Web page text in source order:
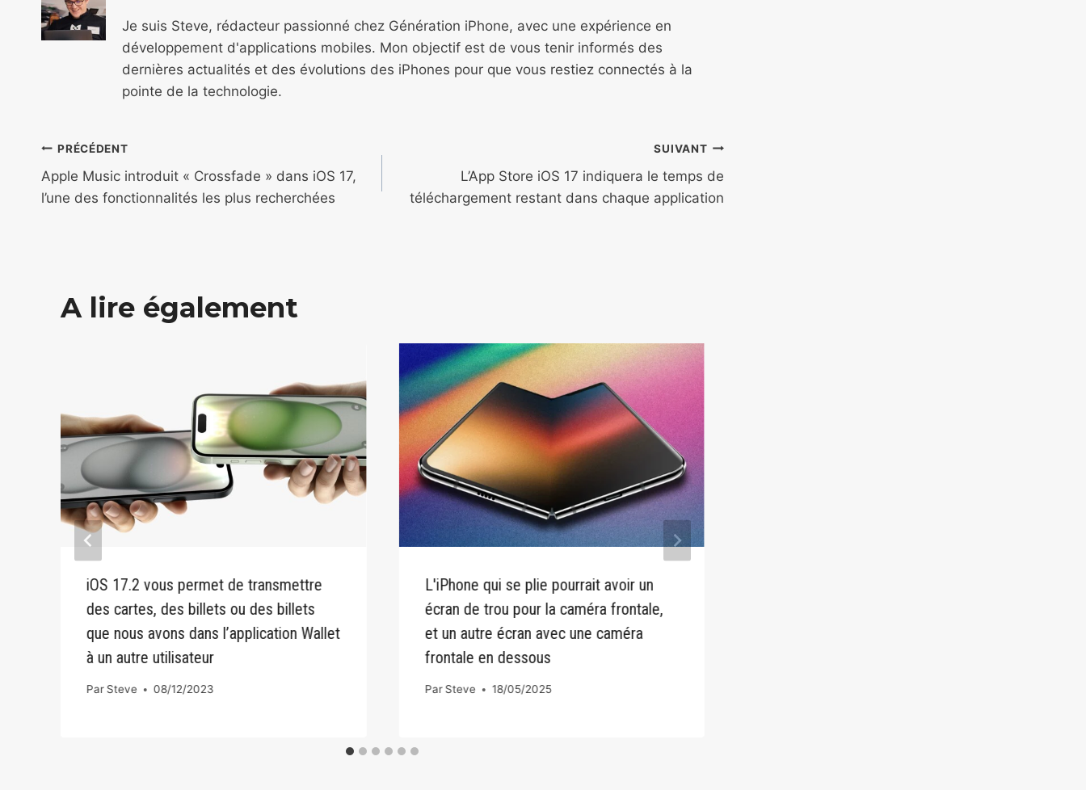
Je suis Steve, rédacteur passionné chez Génération iPhone, avec une expérience en
développement d'applications mobiles. Mon objectif est de vous tenir informés des
dernières actualités et des évolutions des iPhones pour que vous restiez connectés à la
pointe de la technologie.
Navigation
de
PRÉCÉDENT
Apple Music introduit « Crossfade » dans iOS 17,
l’une des fonctionnalités les plus recherchées
SUIVANT
L’App Store iOS 17 indiquera le temps de
téléchargement restant dans chaque application
A lire également
iOS 17.2 vous permet de transmettre
des cartes, des billets ou des billets
que nous avons dans l’application Wallet
à un autre utilisateur
ParSteve 08/12/2023
L'iPhone qui se plie pourrait avoir un
écran de trou pour la caméra frontale,
et un autre écran avec une caméra
frontale en dessous
Par Steve 18/05/2025